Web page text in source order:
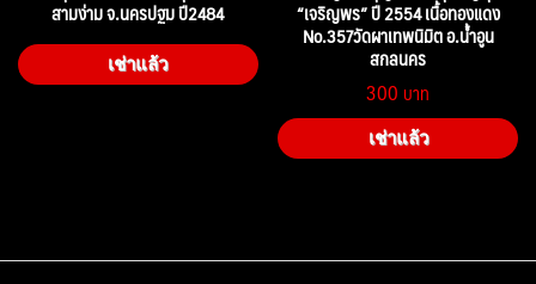
สามง่าม จ.นครปฐม ปี2484
เช่าแล้ว
“เจริญพร” ปี 2554 เนื้อทองแดง
No.357วัดผาเทพนิมิต อ.น้ำอูน
สกลนคร
300
เช่าแล้ว